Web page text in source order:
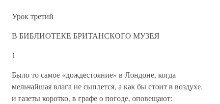
Урок третий
В БИБЛИОТЕКЕ БРИТАНСКОГО МУЗЕЯ
1
Было то самое «дождестояние» в Лондоне, когда
мельчайшая влага не сыплется, а как бы стоит в воздухе,
и газеты коротко, в графе о погоде, оповещают: